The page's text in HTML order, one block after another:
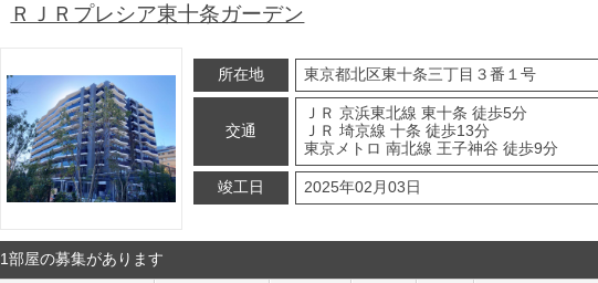
ＲＪＲプレシア東十条ガーデン
所在地 東京都北区東十条三丁目３番１号
交通
ＪＲ 京浜東北線 東十条 徒歩5分
ＪＲ 埼京線 十条 徒歩13分
東京メトロ 南北線 王子神谷 徒歩9分
竣工日 2025年02月03日
1部屋の募集があります